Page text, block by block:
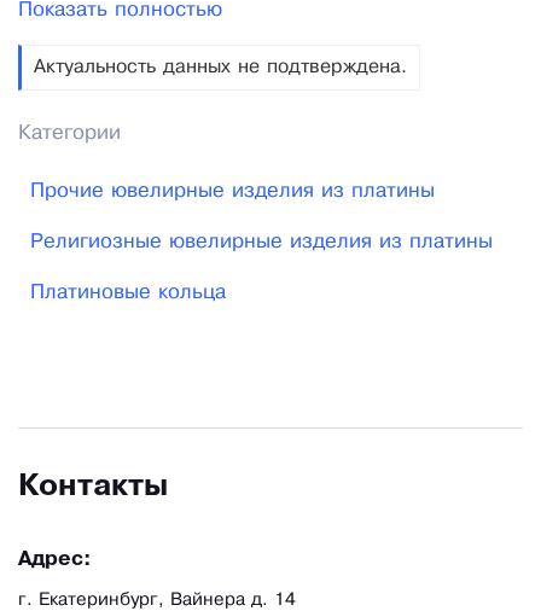
спрос на изделия из платины и палладия
нашей необъятной Родины вообще не имеют
палладия. Поэтому в Platinum band мы решили
сосредоточиться именно на этом – дать людям
посредников и продаем сами, прямо с завода
Показать полностью
Актуальность данных не подтверждена.
Категории
Прочие ювелирные изделия из платины
Религиозные ювелирные изделия из платины
Платиновые кольца
Контакты
Адрес:
г. Екатеринбург, Вайнера д. 14